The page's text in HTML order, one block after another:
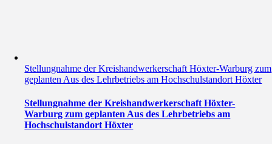
Stellungnahme der Kreishandwerkerschaft Höxter-Warburg zum
geplanten Aus des Lehrbetriebs am Hochschulstandort Höxter
Stellungnahme der Kreishandwerkerschaft Höxter-
Warburg zum geplanten Aus des Lehrbetriebs am
Hochschulstandort Höxter